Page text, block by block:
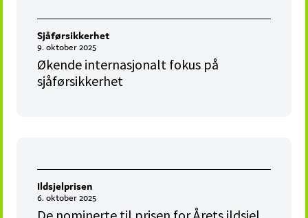
Sjåførsikkerhet
9. oktober 2025
Økende internasjonalt fokus på
sjåførsikkerhet
Ildsjelprisen
6. oktober 2025